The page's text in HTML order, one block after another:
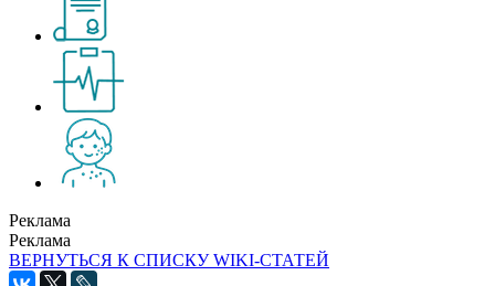
Реклама
Реклама
ВЕРНУТЬСЯ К СПИСКУ WIKI-СТАТЕЙ